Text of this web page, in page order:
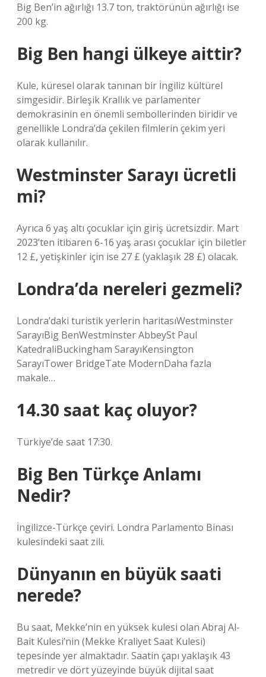
Big Ben’in ağırlığı 13.7 ton, traktörünün ağırlığı ise
200 kg.
Big Ben hangi ülkeye aittir?
Kule, küresel olarak tanınan bir İngiliz kültürel
simgesidir. Birleşik Krallık ve parlamenter
demokrasinin en önemli sembollerinden biridir ve
genellikle Londra’da çekilen filmlerin çekim yeri
olarak kullanılır.
Westminster Sarayı ücretli
mi?
Ayrıca 6 yaş altı çocuklar için giriş ücretsizdir. Mart
2023’ten itibaren 6-16 yaş arası çocuklar için biletler
12 £, yetişkinler için ise 27 £ (yaklaşık 28 £) olacak.
Londra’da nereleri gezmeli?
Londra’daki turistik yerlerin haritasıWestminster
SarayıBig BenWestminster AbbeySt Paul
KatedraliBuckingham SarayıKensington
SarayıTower BridgeTate ModernDaha fazla
makale…
14.30 saat kaç oluyor?
Türkiye’de saat 17:30.
Big Ben Türkçe Anlamı
Nedir?
İngilizce-Türkçe çeviri. Londra Parlamento Binası
kulesindeki saat zili.
Dünyanın en büyük saati
nerede?
Bu saat, Mekke’nin en yüksek kulesi olan Abraj Al-
Bait Kulesi’nin (Mekke Kraliyet Saat Kulesi)
tepesinde yer almaktadır. Saatin çapı yaklaşık 43
metredir ve dört yüzeyinde büyük dijital saat